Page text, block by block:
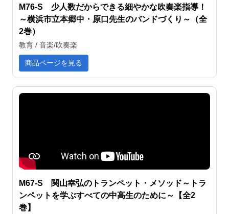
M76-S 少人数だからできる細やかな吹奏楽指導！
～横浜市立本郷中・原口先生のバンドづくり～（全
2巻）
教育 / 音楽/吹奏楽
商品ページを見る
M67-S 関山幸弘のトランペット・メソッド～トラ
ンペットを学ぶすべての中高生のために～【全2
巻】